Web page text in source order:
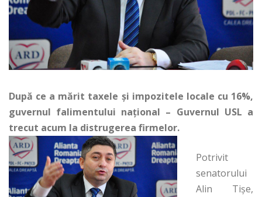
După ce a mărit taxele şi impozitele locale cu 16%,
guvernul falimentului naţional – Guvernul USL a
trecut acum la distrugerea firmelor.
Potrivit
senatorului
Alin Tişe,